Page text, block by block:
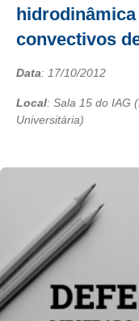
convectivos
Data: 17/10/2012
Local: Sala 15 do IAG
Universitária)